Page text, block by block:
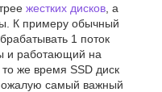
жестких дисков , а
К примеру обычный
1 поток
и работающий на
же время SSD диск
самый важный